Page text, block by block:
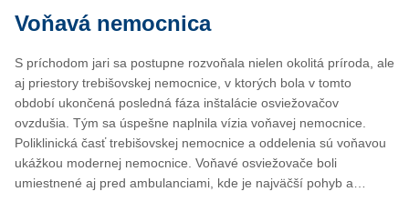
Voňavá nemocnica
S príchodom jari sa postupne rozvoňala nielen okolitá príroda, ale
aj priestory trebišovskej nemocnice, v ktorých bola v tomto
období ukončená posledná fáza inštalácie osviežovačov
ovzdušia. Tým sa úspešne naplnila vízia voňavej nemocnice.
Poliklinická časť trebišovskej nemocnice a oddelenia sú voňavou
ukážkou modernej nemocnice. Voňavé osviežovače boli
umiestnené aj pred ambulanciami, kde je najväčší pohyb a…